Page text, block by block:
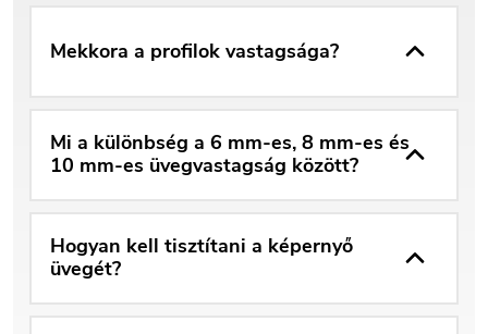
Mekkora a profilok vastagsága?
Mi a különbség a 6 mm-es, 8 mm-es és
10 mm-es üvegvastagság között?
Hogyan kell tisztítani a képernyő
üvegét?